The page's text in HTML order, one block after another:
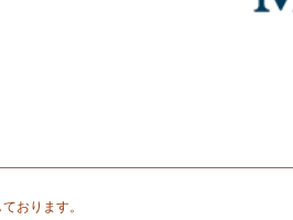
おります。